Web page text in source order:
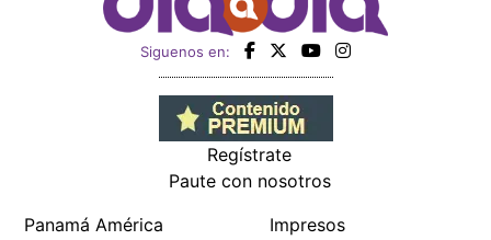
Siguenos en:
Regístrate
Paute con nosotros
Panamá América
Impresos